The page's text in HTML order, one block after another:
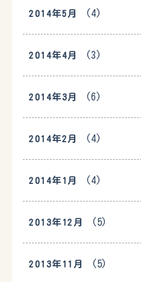
2014年5月 (4)
2014年4月 (3)
2014年3月 (6)
2014年2月 (4)
2014年1月 (4)
2013年12月 (5)
2013年11月 (5)